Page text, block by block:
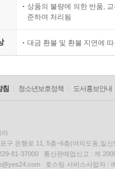
상품의 불량에 의한 반품,
준하여 처리됨
대금 환불 및 환불 지연에
침 청소년보호정책 도서홍보안내
라
구 은행로 11, 5층~6층(여의도동,일신
81-37000 통신판매업신고 : 제
호스팅 서비스사업자 :